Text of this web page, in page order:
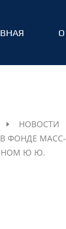
НОВОСТИ
ФОНДЕ
Ю Ю.